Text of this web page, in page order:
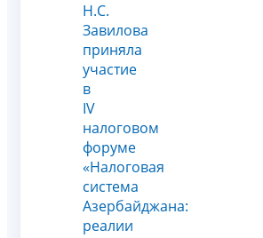
Н.С.
Завилова
приняла
участие
в
IV
налоговом
форуме
«Налоговая
система
Азербайджана:
реалии